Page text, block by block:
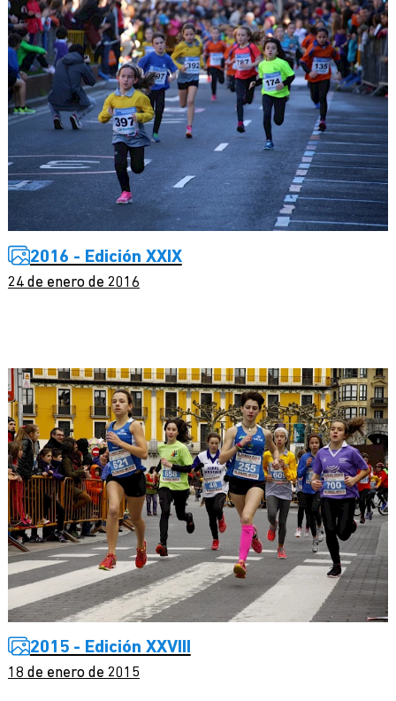
2016 - Edición XXIX
24 de enero de 2016
2015 - Edición XXVIII
18 de enero de 2015